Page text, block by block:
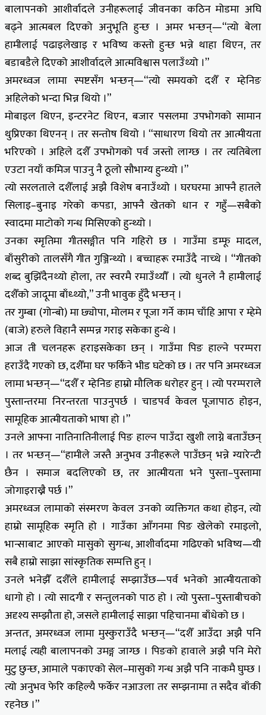
बालापनको आशीर्वादले उनीहरूलाई जीवनका कठिन मोडमा अघि
बढ्ने आत्मबल दिएको अनुभूति हुन्छ । अमर भन्छन्—“त्यो बेला
हामीलाई पढाइलेखाइ र भविष्य कस्तो हुन्छ भन्ने थाहा थिएन, तर
बडाबडैले दिएको आशीर्वादले आत्मविश्वास पलाउँथ्यो ।”
अमरध्वज लामा स्पष्टसँग भन्छन्—“त्यो समयको दशैँ र म्हेनिङ
अहिलेको भन्दा भिन्न थियो ।”
मोबाइल थिएन, इन्टरनेट थिएन, बजार पसलमा उपभोगको सामान
थुप्रिएका थिएनन् । तर सन्तोष थियो । “साधारण थियो तर आत्मीयता
भरिएको । अहिले दशैँ उपभोगको पर्व जस्तो लाग्छ । तर त्यतिबेला
एउटा नयाँ कमिज पाउनु नै ठूलो सौभाग्य हुन्थ्यो ।”
त्यो सरलताले दशैँलाई अझै विशेष बनाउँथ्यो । घरघरमा आफ्नै हातले
सिलाइ–बुनाइ गरेको कपडा, आफ्नै खेतको धान र गहुँ—सबैको
स्वादमा माटोको गन्ध मिसिएको हुन्थ्यो ।
उनका स्मृतिमा गीतसङ्गीत पनि गहिरो छ । गाउँमा डम्फू मादल,
बाँसुरीको तालसँगै गीत गुञ्जिन्थ्यो । बच्चाहरू रमाउँदै नाच्थे । “गीतको
शब्द बुझिँदैनथ्यो होला, तर स्वरमै रमाउँथ्यौँ । त्यो धुनले नै हामीलाई
दशैँको जादूमा बाँध्थ्यो,” उनी भावुक हुँदै भन्छन् ।
तर गुम्बा (गोन्बो) मा छ्योपा, मोलम र पूजा गर्ने काम चाँहि आपा र म्हेमे
(बाजे) हरुले विहानै सम्पन्न गराइ सकेका हुन्थे ।
आज ती चलनहरू हराइसकेका छन् । गाउँमा पिङ हाल्ने परम्परा
हराउँदै गएको छ, दशैँमा घर फर्किने भीड घटेको छ । तर पनि अमरध्वज
लामा भन्छन्—“दशैँ र म्हेनिङ हाम्रो मौलिक धरोहर हुन् । त्यो परम्पराले
पुस्तान्तरमा निरन्तरता पाउनुपर्छ । चाडपर्व केवल पूजापाठ होइन,
सामूहिक आत्मीयताको भाषा हो ।”
उनले आफ्ना नातिनातिनीलाई पिङ हाल्न पाउँदा खुशी लाग्ने बताउँछन्
। तर भन्छन्—“हामीले जस्तै अनुभव उनीहरूले पाउँछन् भन्ने ग्यारेन्टी
छैन । समाज बदलिएको छ, तर आत्मीयता भने पुस्ता–पुस्तामा
जोगाइराख्नै पर्छ ।”
अमरध्वज लामाको संस्मरण केवल उनको व्यक्तिगत कथा होइन, त्यो
हाम्रो सामूहिक स्मृति हो । गाउँका आँगनमा पिङ खेलेको रमाइलो,
भान्साबाट आएको मासुको सुगन्ध, आशीर्वादमा गढिएको भविष्य—यी
सबै हाम्रो साझा सांस्कृतिक सम्पत्ति हुन् ।
उनले भनेझैँ दशैँले हामीलाई सम्झाउँछ—पर्व भनेको आत्मीयताको
धागो हो । त्यो सादगी र सन्तुलनको पाठ हो । त्यो पुस्ता–पुस्ताबीचको
अदृश्य सम्झौता हो, जसले हामीलाई साझा पहिचानमा बाँधेको छ ।
अन्ततः, अमरध्वज लामा मुस्कुराउँदै भन्छन्—“दशैँ आउँदा अझै पनि
मलाई त्यही बालापनको उमङ्ग जाग्छ । पिङको हावाले अझै पनि मेरो
मुटु छुन्छ, आमाले पकाएको सेल–मासुको गन्ध अझै पनि नाकमै घुम्छ ।
त्यो अनुभव फेरि कहिल्यै फर्केर नआउला तर सम्झनामा त सदैव बाँकी
रहनेछ ।”